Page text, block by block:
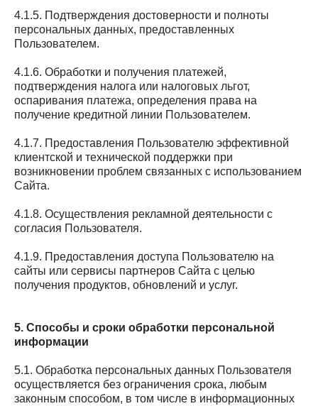
4.1.5. Подтверждения достоверности и полноты
персональных данных, предоставленных
Пользователем.
4.1.6. Обработки и получения платежей,
подтверждения налога или налоговых льгот,
оспаривания платежа, определения права на
получение кредитной линии Пользователем.
4.1.7. Предоставления Пользователю эффективной
клиентской и технической поддержки при
возникновении проблем связанных с использованием
Сайта.
4.1.8. Осуществления рекламной деятельности с
согласия Пользователя.
4.1.9. Предоставления доступа Пользователю на
сайты или сервисы партнеров Сайта с целью
получения продуктов, обновлений и услуг.
5. Способы и сроки обработки персональной
информации
5.1. Обработка персональных данных Пользователя
осуществляется без ограничения срока, любым
законным способом, в том числе в информационных